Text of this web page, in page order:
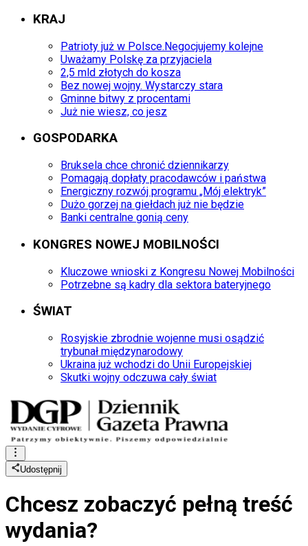
KRAJ
Patrioty już w Polsce.Negocjujemy kolejne
Uważamy Polskę za przyjaciela
2,5 mld złotych do kosza
Bez nowej wojny. Wystarczy stara
Gminne bitwy z procentami
Już nie wiesz, co jesz
GOSPODARKA
Bruksela chce chronić dziennikarzy
Pomagają dopłaty pracodawców i państwa
Energiczny rozwój programu „Mój elektryk”
Dużo gorzej na giełdach już nie będzie
Banki centralne gonią ceny
KONGRES NOWEJ MOBILNOŚCI
Kluczowe wnioski z Kongresu Nowej Mobilności
Potrzebne są kadry dla sektora bateryjnego
ŚWIAT
Rosyjskie zbrodnie wojenne musi osądzić
trybunał międzynarodowy
Ukraina już wchodzi do Unii Europejskiej
Skutki wojny odczuwa cały świat
Udostępnij
Chcesz zobaczyć pełną treść
wydania?